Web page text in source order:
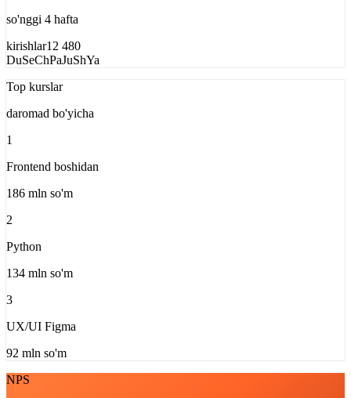
so'nggi 4 hafta
kirishlar12 480
DuSeChPaJuShYa
Top kurslar
daromad bo'yicha
1
Frontend boshidan
186 mln so'm
2
Python
134 mln so'm
3
UX/UI Figma
92 mln so'm
NPS